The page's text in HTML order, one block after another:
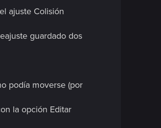
ajuste Colisión
guardado dos
podía moverse (por
la opción Editar